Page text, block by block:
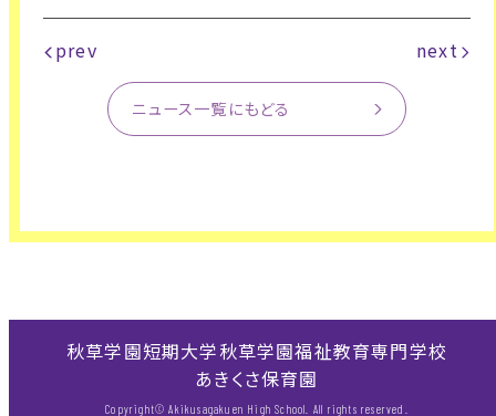
prev next
ニュース一覧にもどる
秋草学園短期大学秋草学園福祉教育専門学校
あきくさ保育園
Copyright© Akikusagakuen High School. All rights reserved.